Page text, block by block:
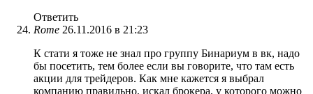
Ответить
Rome 26.11.2016 в 21:23
К стати я тоже не знал про группу Бинариум в вк, надо
бы посетить, тем более если вы говорите, что там есть
акции для трейдеров. Как мне кажется я выбрал
компанию правильно, искал брокера, у которого можно